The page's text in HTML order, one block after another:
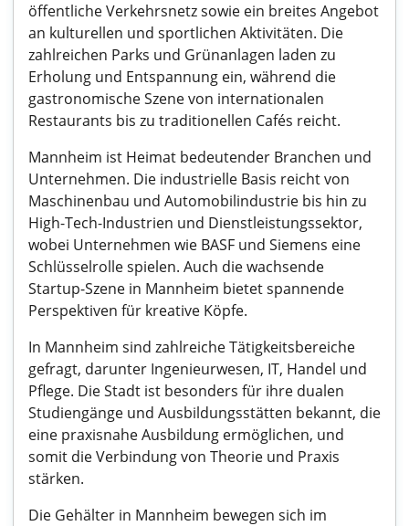
öffentliche Verkehrsnetz sowie ein breites Angebot
an kulturellen und sportlichen Aktivitäten. Die
zahlreichen Parks und Grünanlagen laden zu
Erholung und Entspannung ein, während die
gastronomische Szene von internationalen
Restaurants bis zu traditionellen Cafés reicht.
Mannheim ist Heimat bedeutender Branchen und
Unternehmen. Die industrielle Basis reicht von
Maschinenbau und Automobilindustrie bis hin zu
High-Tech-Industrien und Dienstleistungssektor,
wobei Unternehmen wie BASF und Siemens eine
Schlüsselrolle spielen. Auch die wachsende
Startup-Szene in Mannheim bietet spannende
Perspektiven für kreative Köpfe.
In Mannheim sind zahlreiche Tätigkeitsbereiche
gefragt, darunter Ingenieurwesen, IT, Handel und
Pflege. Die Stadt ist besonders für ihre dualen
Studiengänge und Ausbildungsstätten bekannt, die
eine praxisnahe Ausbildung ermöglichen, und
somit die Verbindung von Theorie und Praxis
stärken.
Die Gehälter in Mannheim bewegen sich im